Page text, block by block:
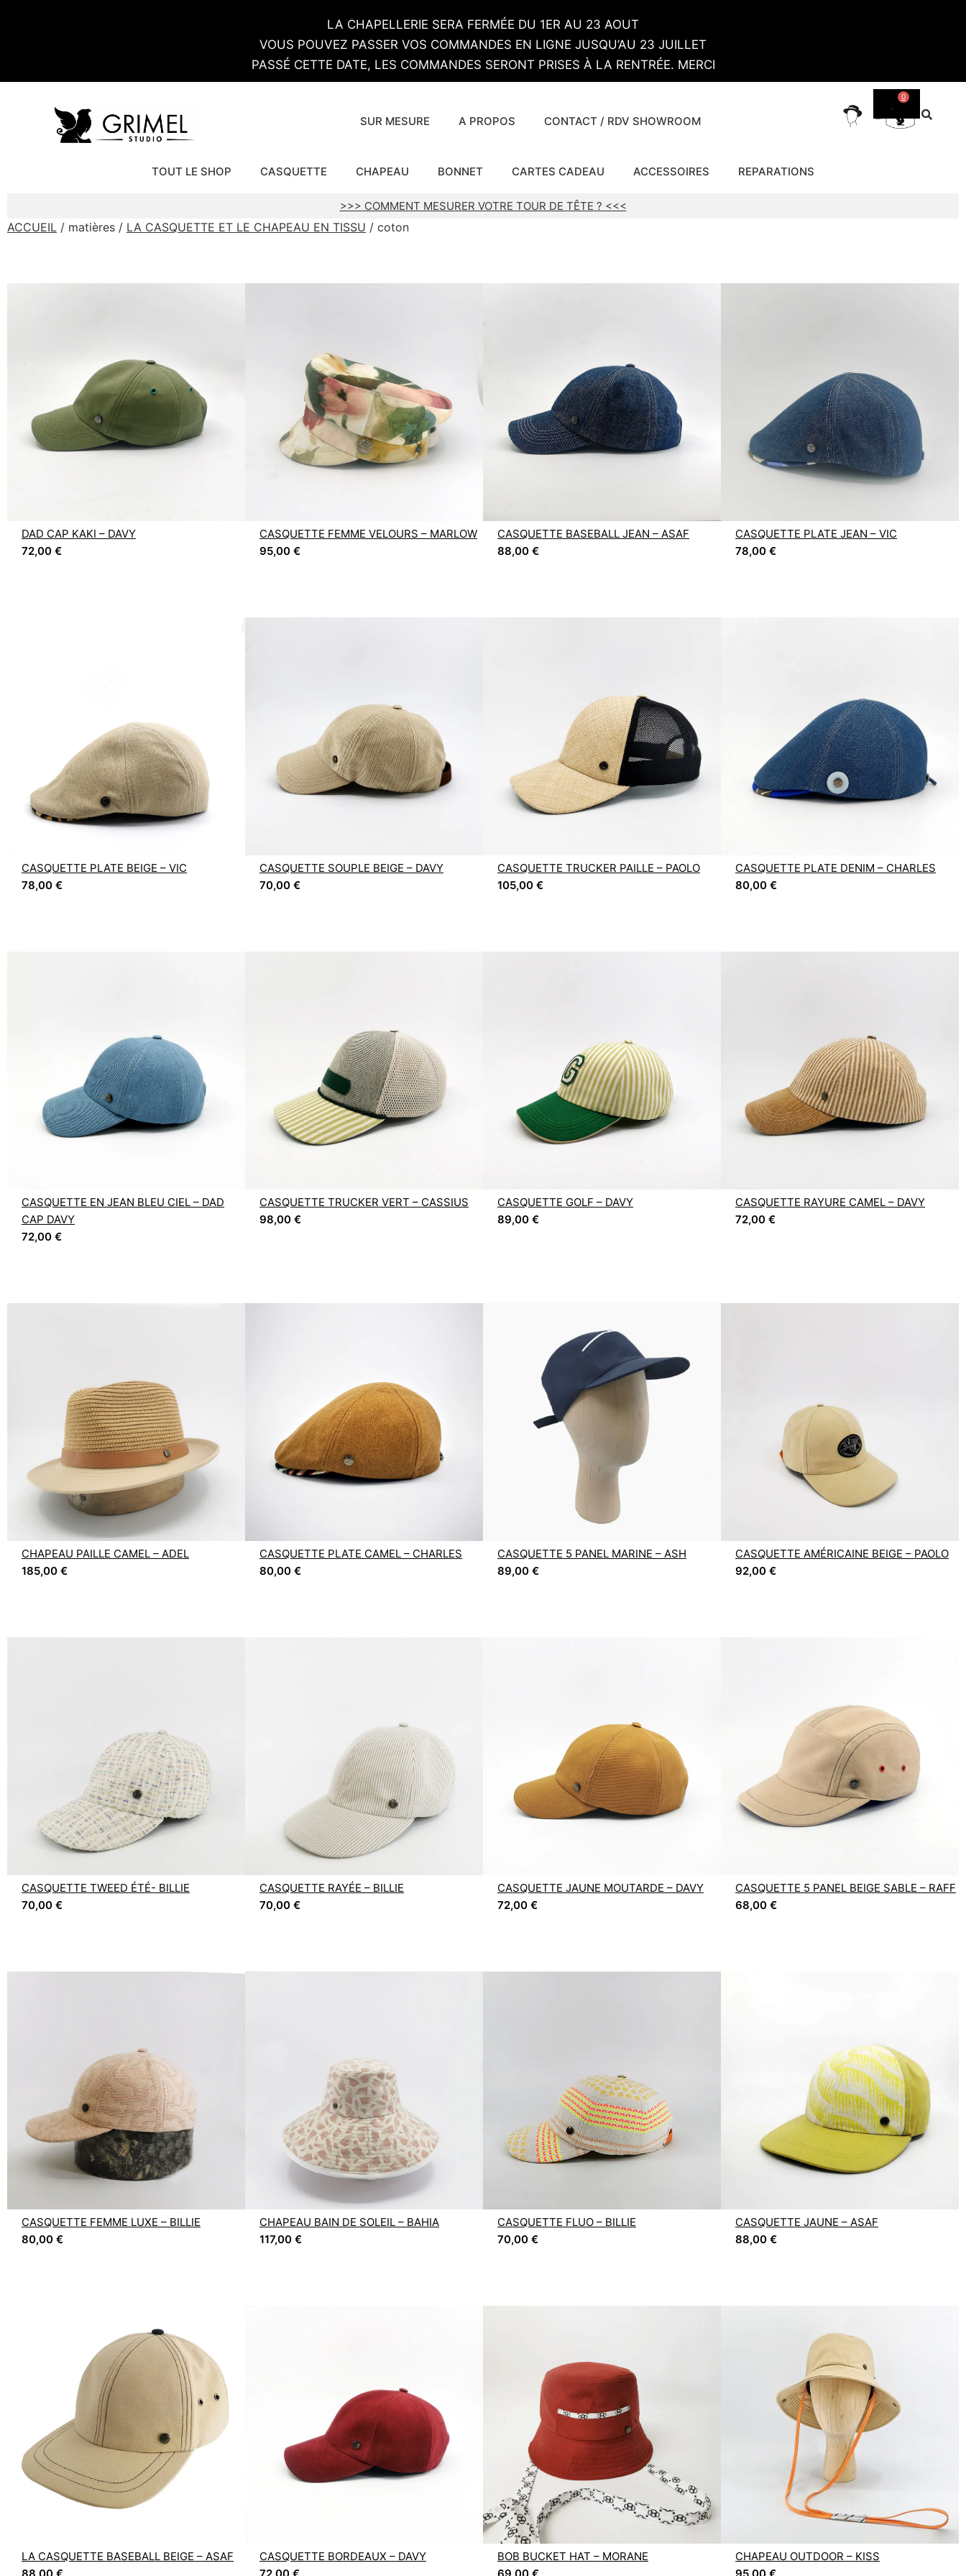
LA CHAPELLERIE SERA FERMÉE DU 1ER AU 23 AOUT
VOUS POUVEZ PASSER VOS COMMANDES EN LIGNE JUSQU’AU 23 JUILLET
PASSÉ CETTE DATE, LES COMMANDES SERONT PRISES À LA RENTRÉE. MERCI
SUR MESURE A PROPOS CONTACT / RDV SHOWROOM
0
TOUT LE SHOP CASQUETTE CHAPEAU BONNET CARTES CADEAU ACCESSOIRES REPARATIONS
>>> COMMENT MESURER VOTRE TOUR DE TÊTE ? <<<
ACCUEIL / matières / LA CASQUETTE ET LE CHAPEAU EN TISSU / coton
DAD CAP KAKI – DAVY
72,00 €
CASQUETTE FEMME VELOURS – MARLOW
95,00 €
CASQUETTE BASEBALL JEAN – ASAF
88,00 €
CASQUETTE PLATE JEAN – VIC
78,00 €
CASQUETTE PLATE BEIGE – VIC
78,00 €
CASQUETTE SOUPLE BEIGE – DAVY
70,00 €
CASQUETTE TRUCKER PAILLE – PAOLO
105,00 €
CASQUETTE PLATE DENIM – CHARLES
80,00 €
CASQUETTE EN JEAN BLEU CIEL – DAD
CAP DAVY
72,00 €
CASQUETTE TRUCKER VERT – CASSIUS
98,00 €
CASQUETTE GOLF – DAVY
89,00 €
CASQUETTE RAYURE CAMEL – DAVY
72,00 €
CHAPEAU PAILLE CAMEL – ADEL
185,00 €
CASQUETTE PLATE CAMEL – CHARLES
80,00 €
CASQUETTE 5 PANEL MARINE – ASH
89,00 €
CASQUETTE AMÉRICAINE BEIGE – PAOLO
92,00 €
CASQUETTE TWEED ÉTÉ- BILLIE
70,00 €
CASQUETTE RAYÉE – BILLIE
70,00 €
CASQUETTE JAUNE MOUTARDE – DAVY
72,00 €
CASQUETTE 5 PANEL BEIGE SABLE – RAFF
68,00 €
CASQUETTE FEMME LUXE – BILLIE
80,00 €
CHAPEAU BAIN DE SOLEIL – BAHIA
117,00 €
CASQUETTE FLUO – BILLIE
70,00 €
CASQUETTE JAUNE – ASAF
88,00 €
LA CASQUETTE BASEBALL BEIGE – ASAF
CASQUETTE BORDEAUX – DAVY
BOB BUCKET HAT – MORANE
CHAPEAU OUTDOOR – KISS